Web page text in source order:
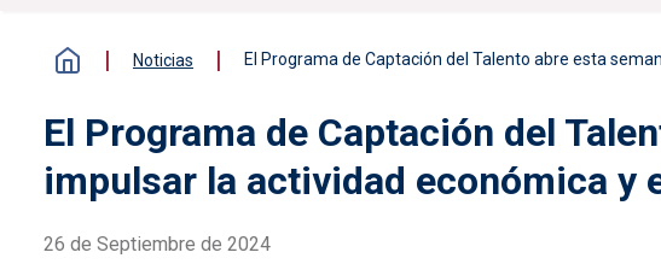
Noticias El Programa de Captación del Talento abre esta
El Programa de Captación del
impulsar la actividad económica y
26 de Septiembre de 2024